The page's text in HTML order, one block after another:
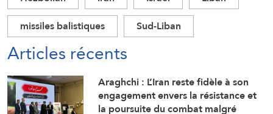
missiles balistiques
Sud-Liban
Articles récents
Araghchi : L’Iran reste fidèle à son
engagement envers la résistance et
la poursuite du combat malgré